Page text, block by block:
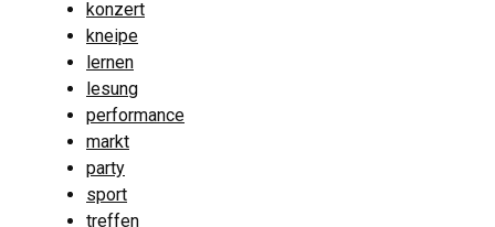
konzert
kneipe
lernen
lesung
performance
markt
party
sport
treffen